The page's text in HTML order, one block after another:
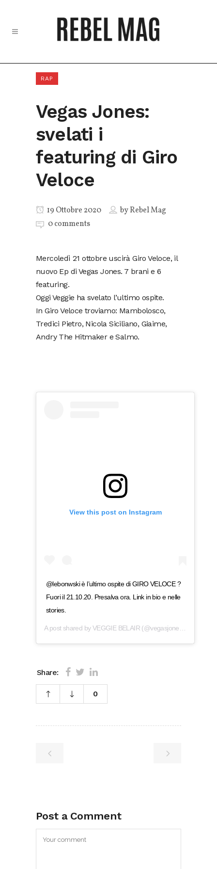
RAP
Vegas Jones:
svelati i
featuring di Giro
Veloce
19 Ottobre 2020 byRebel Mag
0 comments
Mercoledì 21 ottobre uscirà Giro Veloce, il
nuovo Ep di Vegas Jones. 7 brani e 6
featuring.
Oggi Veggie ha svelato l’ultimo ospite.
In Giro Veloce troviamo: Mambolosco,
Tredici Pietro, Nicola Siciliano, Giaime,
Andry The Hitmaker e Salmo.
View this post on Instagram
@lebonwski è l’ultimo ospite di GIRO VELOCE ?
Fuori il 21.10.20. Presalva ora. Link in bio e nelle
stories.
A post shared byVEGGIE BELAIR (@vegasjones) on
Share:
0
Post a Comment